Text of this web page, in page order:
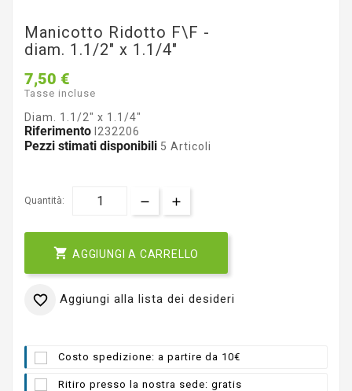
Manicotto Ridotto F\F -
diam. 1.1/2" x 1.1/4"
7,50 €
Tasse incluse
Diam. 1.1/2" x 1.1/4"
Riferimento I232206
Pezzi stimati disponibili 5 Articoli
Quantità:
 AGGIUNGI A CARRELLO
 Aggiungi alla lista dei desideri
Costo spedizione: a partire da 10€
Ritiro presso la nostra sede: gratis